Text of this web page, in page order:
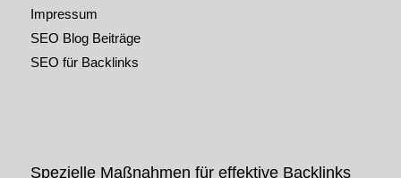
Impressum
SEO Blog Beiträge
SEO für Backlinks
Spezielle Maßnahmen für effektive Backlinks